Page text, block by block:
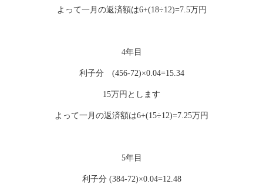
よって一月の返済額は6+(18÷12)=7.5万円
4年目
利子分 (456-72)×0.04=15.34
15万円とします
よって一月の返済額は6+(15÷12)=7.25万円
5年目
利子分 (384-72)×0.04=12.48